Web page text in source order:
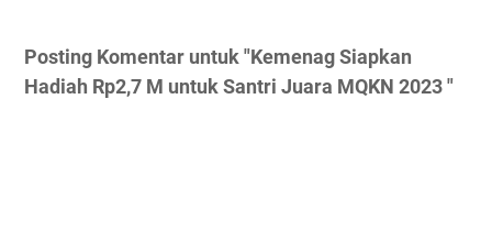
Posting Komentar untuk "Kemenag Siapkan
Hadiah Rp2,7 M untuk Santri Juara MQKN 2023 "